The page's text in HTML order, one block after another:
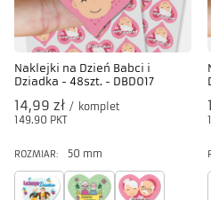
Naklejki na Dzień Babci i
Dziadka - 48szt. - DBD017
14,99 zł / komplet
149.90 PKT
ROZMIAR: 50 mm